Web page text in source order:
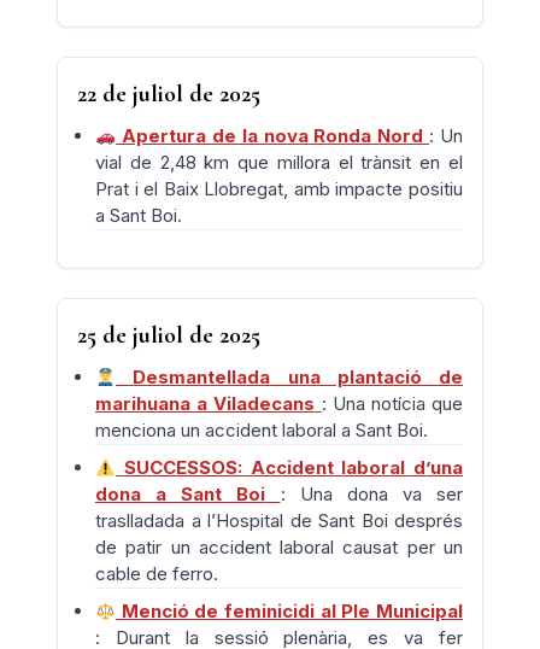
22 de juliol de 2025
Apertura de la nova Ronda Nord : Un
vial de 2,48 km que millora el trànsit en el
Prat i el Baix Llobregat, amb impacte positiu
a Sant Boi.
25 de juliol de 2025
Desmantellada una plantació de
marihuana a Viladecans : Una notícia que
menciona un accident laboral a Sant Boi.
SUCCESSOS: Accident laboral d’una
dona a Sant Boi
: Una dona va ser
traslladada a l’Hospital de Sant Boi després
de patir un accident laboral causat per un
cable de ferro.
Menció de feminicidi al Ple Municipal
: Durant la sessió plenària, es va fer